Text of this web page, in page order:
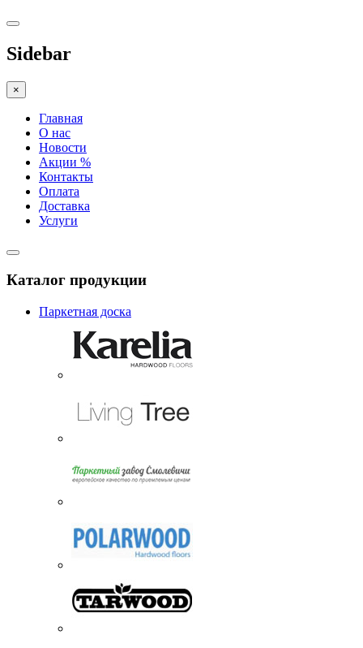
Sidebar
×
Главная
О нас
Новости
Акции %
Контакты
Оплата
Доставка
Услуги
Каталог продукции
Паркетная доска